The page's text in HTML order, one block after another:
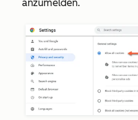
anzumelden.